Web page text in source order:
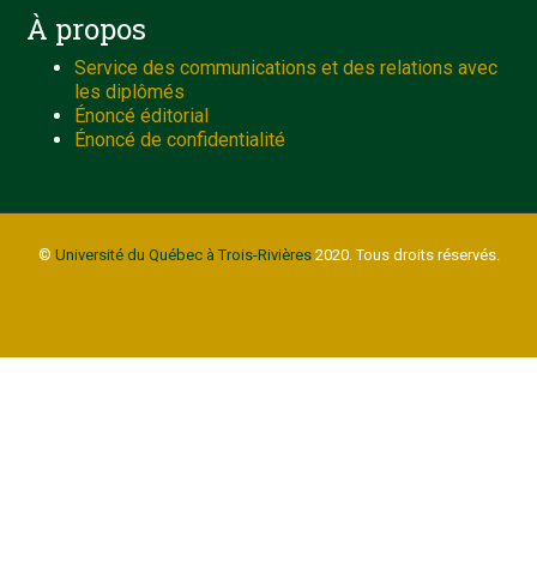
À propos
Service des communications et des relations avec
les diplômés
Énoncé éditorial
Énoncé de confidentialité
© Université du Québec à Trois-Rivières2020. Tous droits réservés.